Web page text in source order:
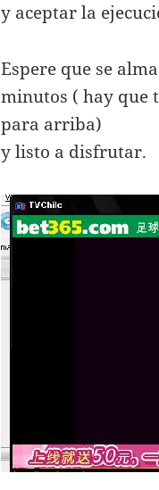
y aceptar la
Espere que se
minutos ( hay que
para arriba)
y listo a disfrutar.